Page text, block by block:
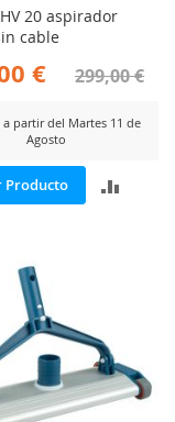
20 aspirador
cable
€ 299,00 €
a partir del Martes 11 de
Agosto
Producto